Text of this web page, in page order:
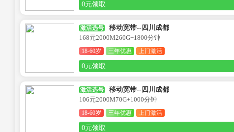
0元领取
激活选号
移动宽带--四川成都
168元2000M260G+1800分钟
18-60岁 三年优惠 上门激活
0元领取
激活选号
移动宽带--四川成都
106元2000M70G+1000分钟
18-60岁 三年优惠 上门激活
0元领取